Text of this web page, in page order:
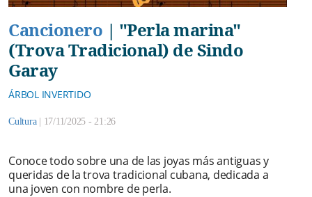
Cancionero | "Perla marina"
(Trova Tradicional) de Sindo
Garay
ÁRBOL INVERTIDO
Cultura 17/11/2025 - 21:26
Conoce todo sobre una de las joyas más antiguas y
queridas de la trova tradicional cubana, dedicada a
una joven con nombre de perla.